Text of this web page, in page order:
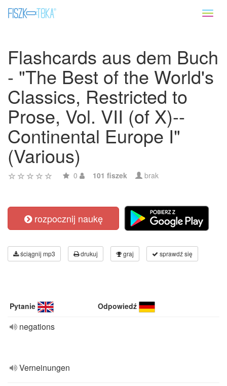
Flashcards aus dem Buch
- "The Best of the World's
Classics, Restricted to
Prose, Vol. VII (of X)--
Continental Europe I"
(Various)
0 101 fiszek brak
rozpocznij naukę
ściągnij mp3 drukuj graj sprawdź się
Pytanie Odpowiedź
negations
Verneinungen